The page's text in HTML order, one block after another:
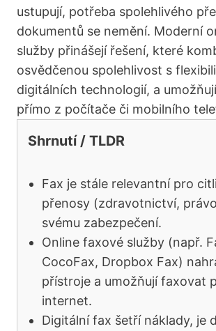
ustupují, potřeba spolehlivého
dokumentů se nemění. Moderní
služby přinášejí řešení, které
osvědčenou spolehlivost s
digitálních technologií, a
přímo z počítače či mobilního
Shrnutí / TLDR
Fax je stále relevantní pro
přenosy (zdravotnictví,
svému zabezpečení.
Online faxové služby (např.
CocoFax, Dropbox Fax)
přístroje a umožňují faxovat
internet.
Digitální fax šetří náklady, je